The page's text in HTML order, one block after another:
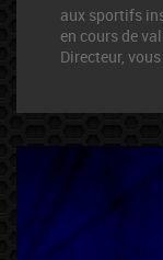
aux sportifs
en cours de
Directeur,